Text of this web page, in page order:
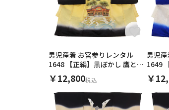
男児産着 お宮参りレンタル
1648 【正絹】黒ぼかし 鷹と天
満宮
￥12,800税込
男児
1649
龍と城
￥